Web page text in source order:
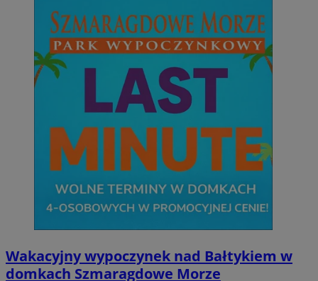
Wakacyjny wypoczynek nad Bałtykiem w
domkach Szmaragdowe Morze